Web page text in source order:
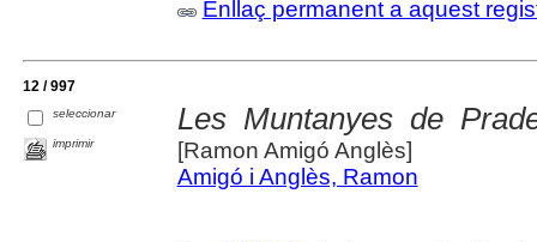
Enllaç permanent a aquest
12 / 997
seleccionar
imprimir
Les Muntanyes de
[Ramon Amigó Anglès]
Amigó i Anglès, Ramon